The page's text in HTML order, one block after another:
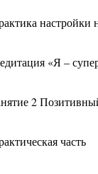
«Я –
2
часть